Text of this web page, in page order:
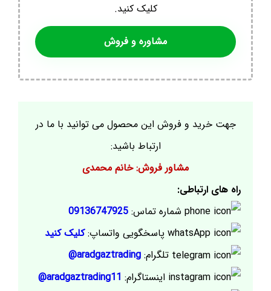
کلیک کنید.
مشاوره و فروش
جهت خرید و فروش این محصول می توانید با ما در
ارتباط باشید:
مشاور فروش: خانم محمدی
راه های ارتباطی:
شماره تماس: 09136747925
پاسخگویی واتساپ:کلیک کنید
تلگرام: aradgaztrading@
اینستاگرام: aradgaztrading11@